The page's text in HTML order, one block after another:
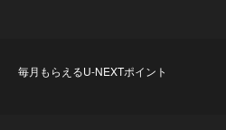
毎⽉もらえるU-NEXTポイント